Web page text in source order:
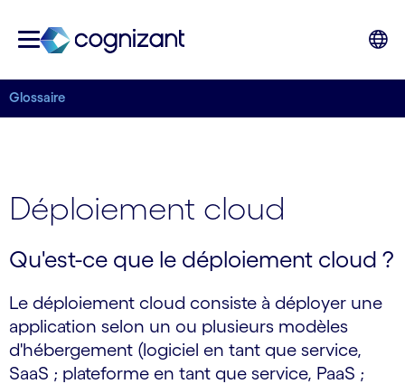
Glossaire
Déploiement cloud
Qu'est-ce que le déploiement cloud ?
Le déploiement cloud consiste à déployer une
application selon un ou plusieurs modèles
d'hébergement (logiciel en tant que service,
SaaS ; plateforme en tant que service, PaaS ;